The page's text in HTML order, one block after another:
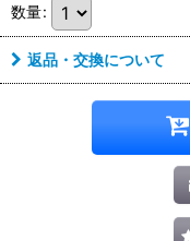
数量:
返品・交換について